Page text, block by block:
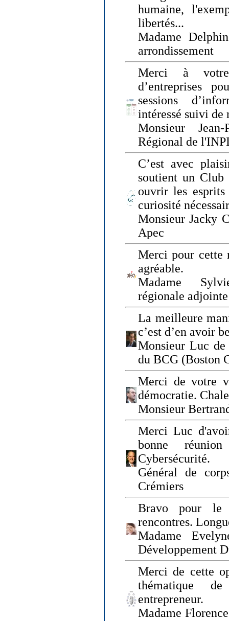
humaine,
libertés...
Madame
arrondissement
Merci à
d’entreprises
sessions
intéressé suivi de
Monsieur
Régional de
C’est avec
soutient un Club
ouvrir les
curiosité
Monsieur Jacky
Apec
Merci pour cette
agréable.
Madame
régionale
La meilleure
c’est d’en avoir
Monsieur Luc de
du BCG (Boston
Merci de votre
démocratie.
Monsieur
Merci Luc
bonne
Cybersécurité.
Général de
Crémiers
Bravo pour le
rencontres.
Madame
Développement
Merci de cette
thématique
entrepreneur.
Madame